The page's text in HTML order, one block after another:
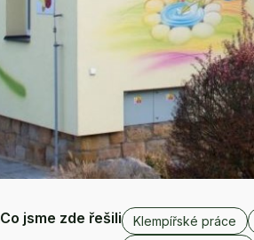
Co jsme zde řešili Klempířské práce